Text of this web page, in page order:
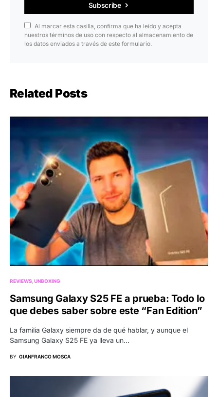
Subscribe
Al marcar esta casilla, confirma que ha leído y acepta
nuestros términos de uso con respecto al almacenamiento de
los datos enviados a través de este formulario.
Related Posts
REVIEWS UNBOXING
Samsung Galaxy S25 FE a prueba: Todo lo
que debes saber sobre este “Fan Edition”
La familia Galaxy siempre da de qué hablar, y aunque el
Samsung Galaxy S25 FE ya lleva un…
BY GIANFRANCO MOSCA